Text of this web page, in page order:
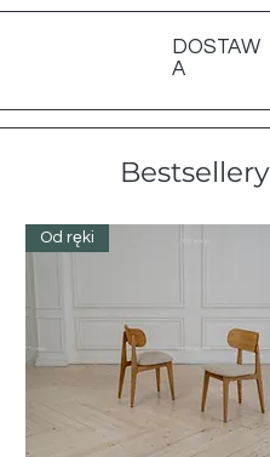
DOSTAW
A
Bestsellery
Od ręki